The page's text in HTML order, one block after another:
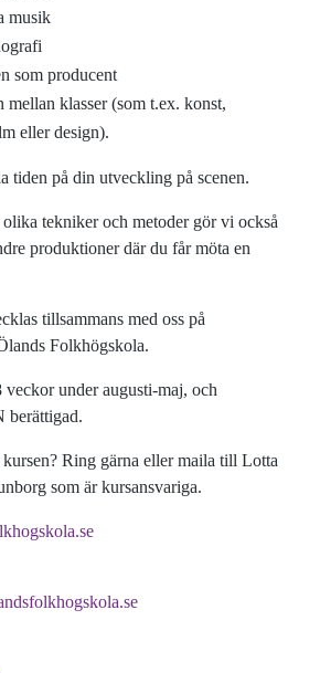
musik
som producent
mellan klasser (som t.ex. konst,
eller design).
tiden på din utveckling på scenen.
tekniker och metoder gör vi också
produktioner där du får möta en
tillsammans med oss på
Folkhögskola.
under augusti-maj, och
berättigad.
Ring gärna eller maila till Lotta
som är kursansvariga.